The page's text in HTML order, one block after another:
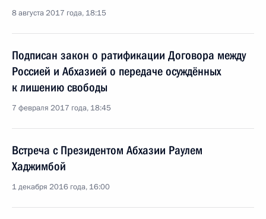
8 августа 2017 года, 18:15
Подписан закон о ратификации Договора между
Россией и Абхазией о передаче осуждённых
к лишению свободы
7 февраля 2017 года, 18:45
Встреча с Президентом Абхазии Раулем
Хаджимбой
1 декабря 2016 года, 16:00